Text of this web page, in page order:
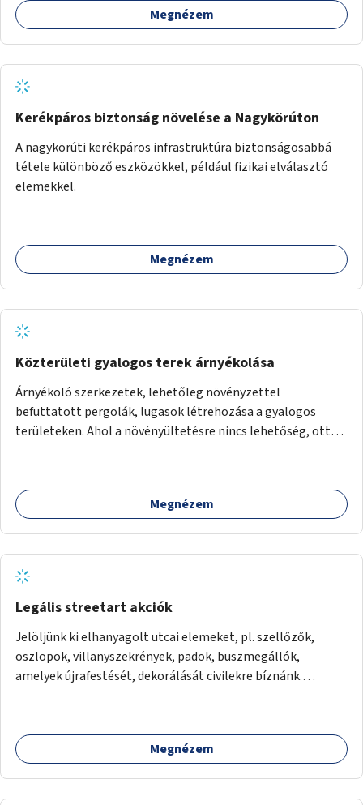
Megnézem
Kerékpáros biztonság növelése a Nagykörúton
A nagykörúti kerékpáros infrastruktúra biztonságosabbá
tétele különböző eszközökkel, például fizikai elválasztó
elemekkel.
Megnézem
Közterületi gyalogos terek árnyékolása
Árnyékoló szerkezetek, lehetőleg növényzettel
befuttatott pergolák, lugasok létrehozása a gyalogos
területeken. Ahol a növényültetésre nincs lehetőség, ott
Megnézem
Legális streetart akciók
Jelöljünk ki elhanyagolt utcai elemeket, pl. szellőzők,
oszlopok, villanyszekrények, padok, buszmegállók,
amelyek újrafestését, dekorálását civilekre bíznánk.
Megnézem